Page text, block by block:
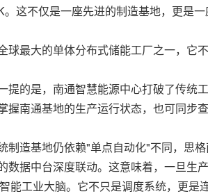
。这不仅是一座先进的制造基地，更是
球最大的单体分布式储能工厂之一，它
提的是，南通智慧能源中心打破了传统
握南通基地的生产运行状态，也可同步
制造基地仍依赖"单点自动化"不同，思
数据中台深度联动。这意味着，一旦生
能工业大脑。它不只是调度系统，更是